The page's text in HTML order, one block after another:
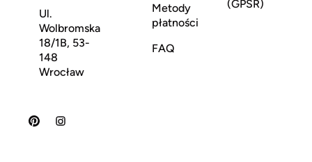
Ul.
Wolbromska
18/1B, 53-
148
Wrocław
Metody
płatności
FAQ
(GPSR)